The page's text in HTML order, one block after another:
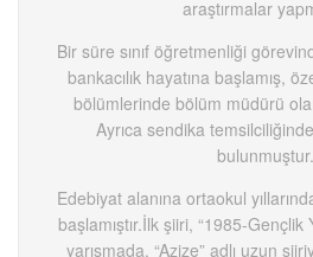
araştırmalar
Bir süre sınıf öğretmenliği
bankacılık hayatına başlamış,
bölümlerinde bölüm müdürü
Ayrıca sendika
bulunmuştur.
Edebiyat alanına ortaokul
başlamıştır.İlk şiiri, “1985-Gençlik
yarışmada, “Azize” adlı uzun